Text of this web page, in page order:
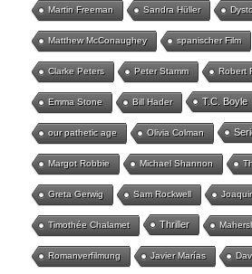
Martin Freeman Sandra Hüller
Matthew McConaughey spanischer Film
Clarke Peters Peter Stamm Robert
Emma Stone Bill Hader T.C. Boyle
our pathetic age Olivia Colman
Margot Robbie Michael Shannon
Greta Gerwig Sam Rockwell
Timothée Chalamet Thriller
Romanverfilmung Javier Marías